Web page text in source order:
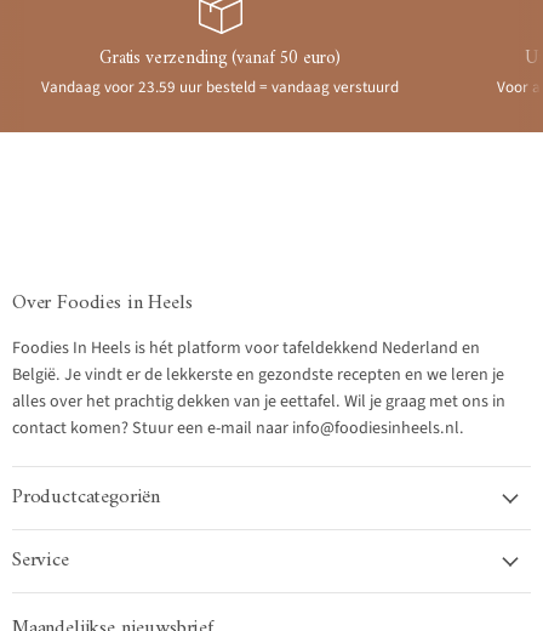
Gratis verzending (vanaf 50 euro)
Vandaag voor 23.59 uur besteld = vandaag verstuurd Voor
Over Foodies in Heels
Foodies In Heels is hét platform voor tafeldekkend Nederland en
België. Je vindt er de lekkerste en gezondste recepten en we leren je
alles over het prachtig dekken van je eettafel. Wil je graag met ons in
contact komen? Stuur een e-mail naar info@foodiesinheels.nl.
Productcategoriën
Service